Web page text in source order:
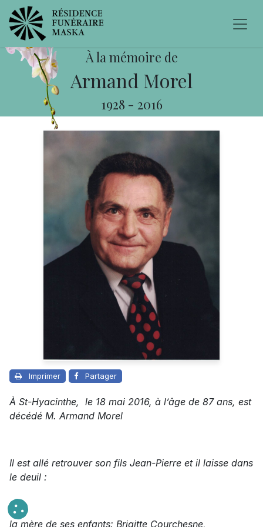
À la mémoire de
Armand Morel
1928 - 2016
Imprimer Partager
À St-Hyacinthe, le 18 mai 2016, à l’âge de 87 ans, est
décédé M. Armand Morel
Il est allé retrouver son fils Jean-Pierre et il laisse dans
le deuil :
la mère de ses enfants: Brigitte Courchesne,